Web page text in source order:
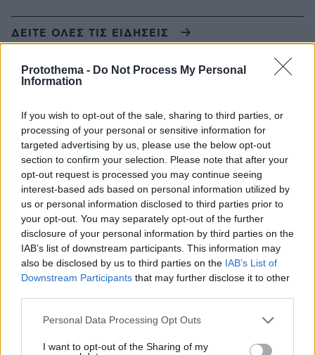
Protothema - Do Not Process My Personal
Information
If you wish to opt-out of the sale, sharing to third parties, or
processing of your personal or sensitive information for
targeted advertising by us, please use the below opt-out
section to confirm your selection. Please note that after your
opt-out request is processed you may continue seeing
interest-based ads based on personal information utilized by
us or personal information disclosed to third parties prior to
your opt-out. You may separately opt-out of the further
disclosure of your personal information by third parties on the
IAB’s list of downstream participants. This information may
also be disclosed by us to third parties on the IAB’s List of
Downstream Participants that may further disclose it to other
Please note that this website/app uses one or more Google
not limited to your visit or usage behaviour. You may click to
Personal Data Processing Opt Outs
I want to opt-out of the Sharing of my
ΔΕΙΤΕ ΟΛΕΣ ΤΙΣ ΕΙΔΗΣΕΙΣ